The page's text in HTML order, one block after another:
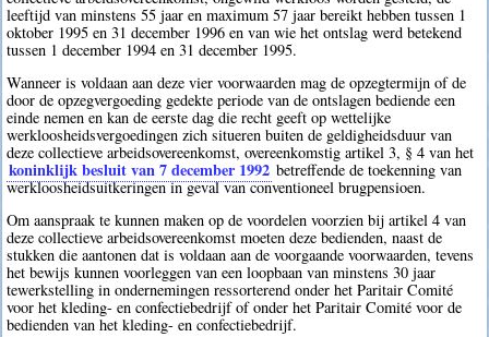
leeftijd van minstens 55 jaar en maximum 57 jaar bereikt hebben tussen 1
oktober 1995 en 31 december 1996 en van wie het ontslag werd betekend
tussen 1 december 1994 en 31 december 1995.
Wanneer is voldaan aan deze vier voorwaarden mag de opzegtermijn of de
door de opzegvergoeding gedekte periode van de ontslagen bediende een
einde nemen en kan de eerste dag die recht geeft op wettelijke
werkloosheidsvergoedingen zich situeren buiten de geldigheidsduur van
deze collectieve arbeidsovereenkomst, overeenkomstig artikel 3, § 4 van het
koninklijk besluit van 7 december 1992 betreffende de toekenning van
werkloosheidsuitkeringen in geval van conventioneel brugpensioen.
Om aanspraak te kunnen maken op de voordelen voorzien bij artikel 4 van
deze collectieve arbeidsovereenkomst moeten deze bedienden, naast de
stukken die aantonen dat is voldaan aan de voorgaande voorwaarden, tevens
het bewijs kunnen voorleggen van een loopbaan van minstens 30 jaar
tewerkstelling in ondernemingen ressorterend onder het Paritair Comité
voor het kleding- en confectiebedrijf of onder het Paritair Comité voor de
bedienden van het kleding- en confectiebedrijf.